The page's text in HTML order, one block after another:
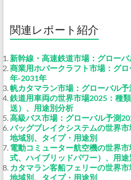
関連レポート紹介
新幹線・高速鉄道市場：グロー
商業用ホバークラフト市場：グ
年-2031年
帆カタマラン市場：グローバル
鉄道用車両の世界市場2025：種
送）、用途別分析
高級バス市場：グローバル予測
バッグブレイクシステムの世界市
地域別、タイプ・用途別
電動コミューター航空機の世界
式、ハイブリッドパワー）、用途
カタマラン客船フェリーの世界市
地域別、タイプ・用途別